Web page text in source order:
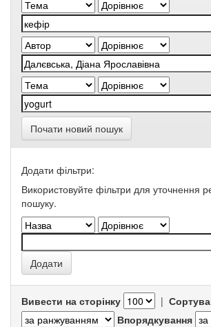
Почати новий пошук
Додати фільтри:
Використовуйте фільтри для уточнення
пошуку.
Вивести на сторінку |
Впорядкування